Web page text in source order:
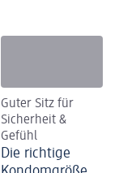
Guter Sitz für
Sicherheit &
Gefühl
Die richtige